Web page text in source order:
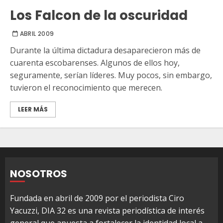
Los Falcon de la oscuridad
ABRIL 2009
Durante la última dictadura desaparecieron más de
cuarenta escobarenses. Algunos de ellos hoy,
seguramente, serían líderes. Muy pocos, sin embargo,
tuvieron el reconocimiento que merecen.
LEER MÁS
NOSOTROS
Fundada en abril de 2009 por el periodista Ciro
Yacuzzi, DIA 32 es una revista periodística de interés